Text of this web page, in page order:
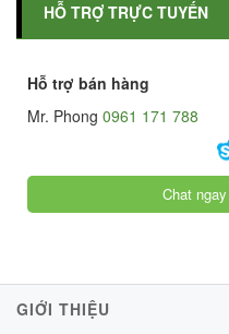
HỖ TRỢ TRỰC TUYẾN
Hỗ trợ bán hàng
Mr. Phong 0961 171 788
Chat
GIỚI THIỆU